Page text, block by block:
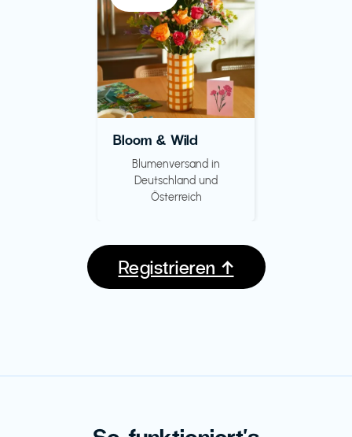
Bloom & Wild
Blumenversand in
Deutschland und
Österreich
Registrieren ↑